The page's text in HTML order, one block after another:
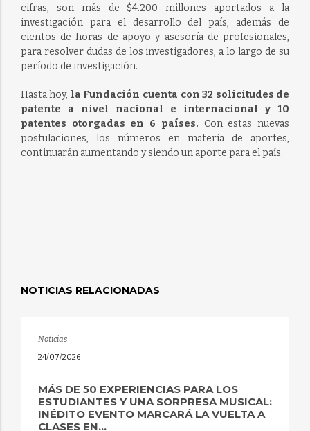
cifras, son más de $4.200 millones aportados a la
investigación para el desarrollo del país, además de
cientos de horas de apoyo y asesoría de profesionales,
para resolver dudas de los investigadores, a lo largo de su
período de investigación.
Hasta hoy, la Fundación cuenta con 32 solicitudes de
patente a nivel nacional e internacional y 10
patentes otorgadas en 6 países. Con estas nuevas
postulaciones, los números en materia de aportes,
continuarán aumentando y siendo un aporte para el país.
NOTICIAS RELACIONADAS
Noticias
24/07/2026
MÁS DE 50 EXPERIENCIAS PARA LOS
ESTUDIANTES Y UNA SORPRESA MUSICAL:
INÉDITO EVENTO MARCARÁ LA VUELTA A
CLASES EN...